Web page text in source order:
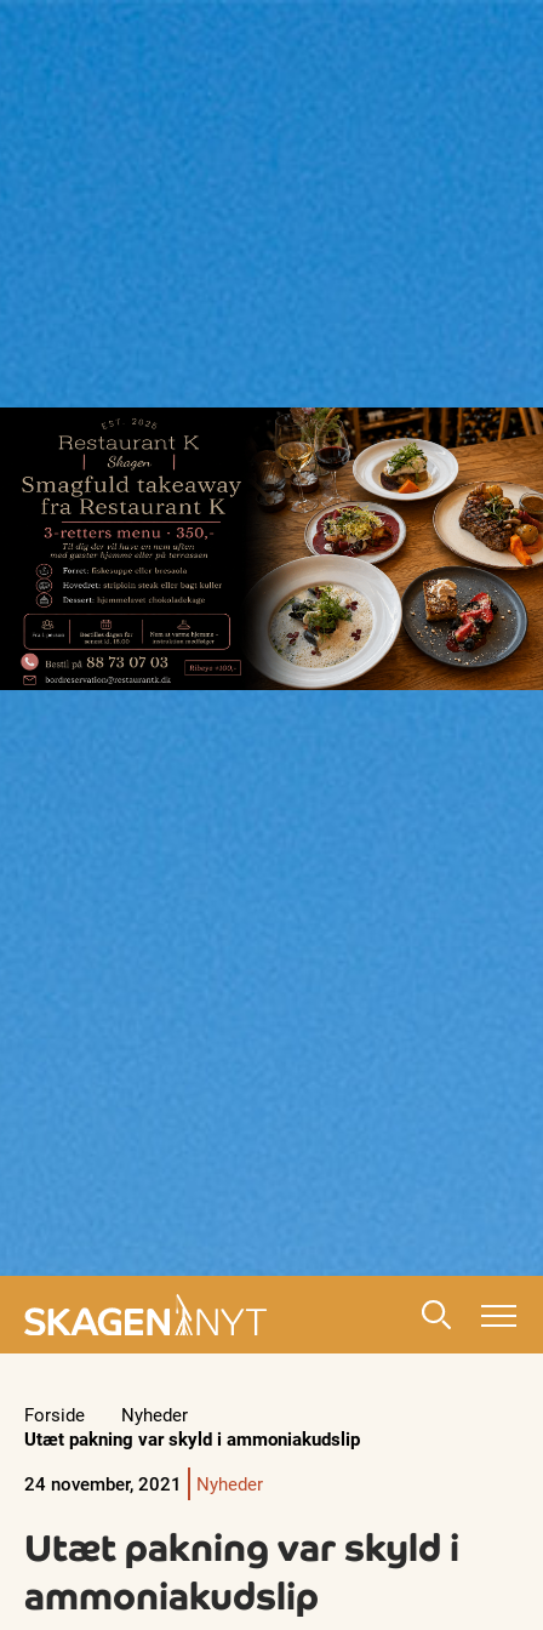
Forside
Nyheder
Utæt pakning var skyld i ammoniakudslip
24 november, 2021
Nyheder
Utæt pakning var skyld i
ammoniakudslip